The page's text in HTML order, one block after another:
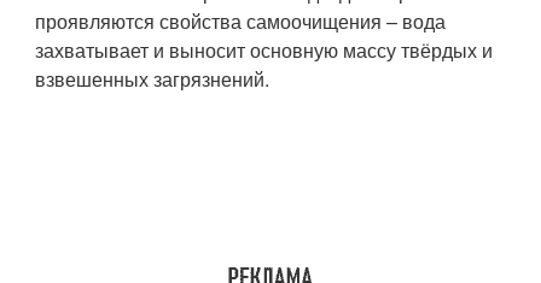
проявляются свойства самоочищения – вода
захватывает и выносит основную массу твёрдых и
взвешенных загрязнений.